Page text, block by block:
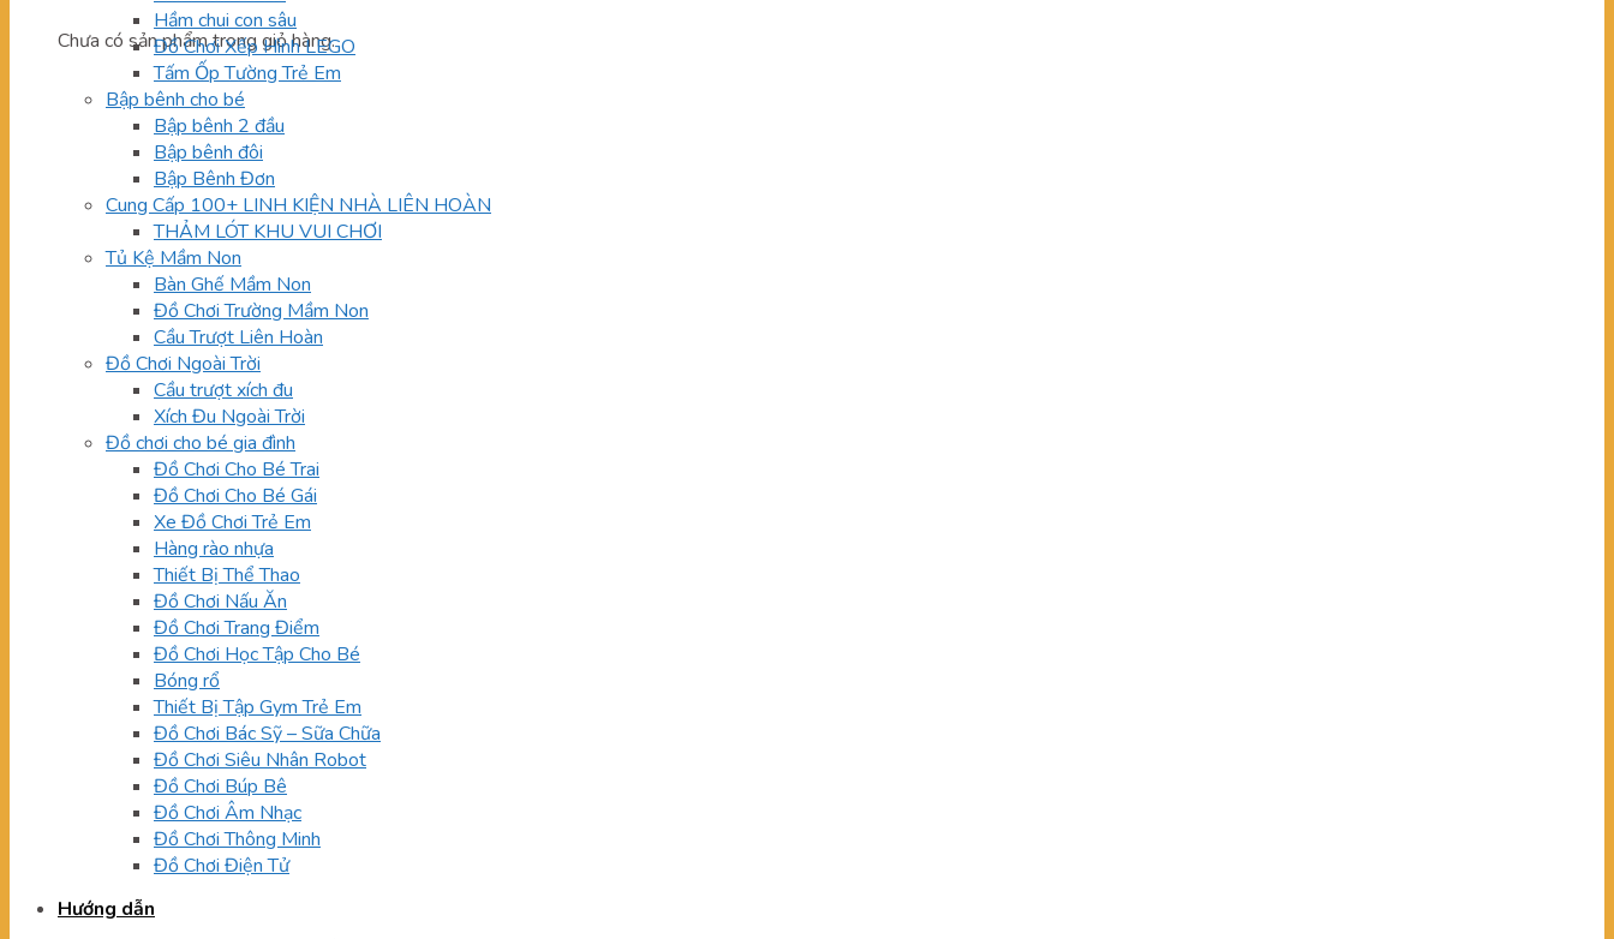
Chưa có sản phẩm trong giỏ hàng.
Hầm chui con sâu
Đồ Chơi Xếp Hình LEGO
Tấm Ốp Tường Trẻ Em
Bập bênh cho bé
Bập bênh 2 đầu
Bập bênh đôi
Bập Bênh Đơn
Cung Cấp 100+ LINH KIỆN NHÀ LIÊN HOÀN
THẢM LÓT KHU VUI CHƠI
Tủ Kệ Mầm Non
Bàn Ghế Mầm Non
Đồ Chơi Trường Mầm Non
Cầu Trượt Liên Hoàn
Đồ Chơi Ngoài Trời
Cầu trượt xích đu
Xích Đu Ngoài Trời
Đồ chơi cho bé gia đình
Đồ Chơi Cho Bé Trai
Đồ Chơi Cho Bé Gái
Xe Đồ Chơi Trẻ Em
Hàng rào nhựa
Thiết Bị Thể Thao
Đồ Chơi Nấu Ăn
Đồ Chơi Trang Điểm
Đồ Chơi Học Tập Cho Bé
Bóng rổ
Thiết Bị Tập Gym Trẻ Em
Đồ Chơi Bác Sỹ – Sữa Chữa
Đồ Chơi Siêu Nhân Robot
Đồ Chơi Búp Bê
Đồ Chơi Âm Nhạc
Đồ Chơi Thông Minh
Đồ Chơi Điện Tử
Hướng dẫn